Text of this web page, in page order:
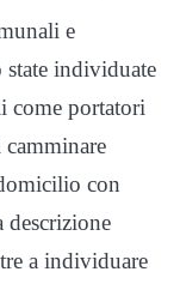
e
state individuate
come portatori
con
descrizione
a individuare